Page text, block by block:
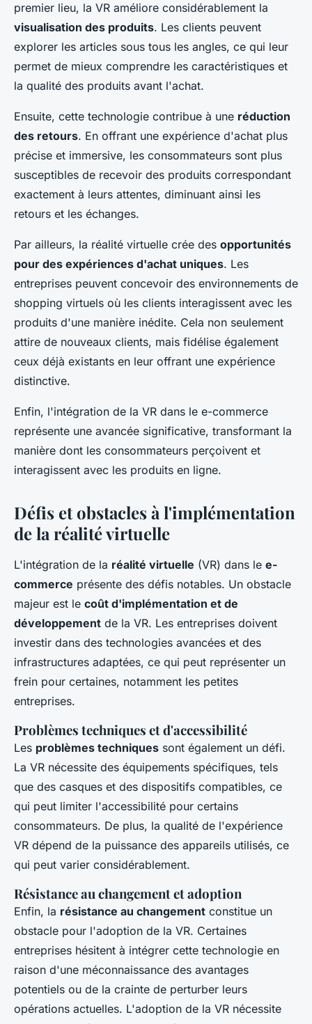
premier lieu, la VR améliore considérablement la
visualisation des produits. Les clients peuvent
explorer les articles sous tous les angles, ce qui leur
permet de mieux comprendre les caractéristiques et
la qualité des produits avant l'achat.
Ensuite, cette technologie contribue à une réduction
des retours. En offrant une expérience d'achat plus
précise et immersive, les consommateurs sont plus
susceptibles de recevoir des produits correspondant
exactement à leurs attentes, diminuant ainsi les
retours et les échanges.
Par ailleurs, la réalité virtuelle crée des opportunités
pour des expériences d'achat uniques. Les
entreprises peuvent concevoir des environnements de
shopping virtuels où les clients interagissent avec les
produits d'une manière inédite. Cela non seulement
attire de nouveaux clients, mais fidélise également
ceux déjà existants en leur offrant une expérience
distinctive.
Enfin, l'intégration de la VR dans le e-commerce
représente une avancée significative, transformant la
manière dont les consommateurs perçoivent et
interagissent avec les produits en ligne.
Défis et obstacles à l'implémentation
de la réalité virtuelle
L'intégration de la réalité virtuelle (VR) dans le e-
commerce présente des défis notables. Un obstacle
majeur est le coût d'implémentation et de
développement de la VR. Les entreprises doivent
investir dans des technologies avancées et des
infrastructures adaptées, ce qui peut représenter un
frein pour certaines, notamment les petites
entreprises.
Problèmes techniques et d'accessibilité
Les problèmes techniques sont également un défi.
La VR nécessite des équipements spécifiques, tels
que des casques et des dispositifs compatibles, ce
qui peut limiter l'accessibilité pour certains
consommateurs. De plus, la qualité de l'expérience
VR dépend de la puissance des appareils utilisés, ce
qui peut varier considérablement.
Résistance au changement et adoption
Enfin, la résistance au changement constitue un
obstacle pour l'adoption de la VR. Certaines
entreprises hésitent à intégrer cette technologie en
raison d'une méconnaissance des avantages
potentiels ou de la crainte de perturber leurs
opérations actuelles. L'adoption de la VR nécessite